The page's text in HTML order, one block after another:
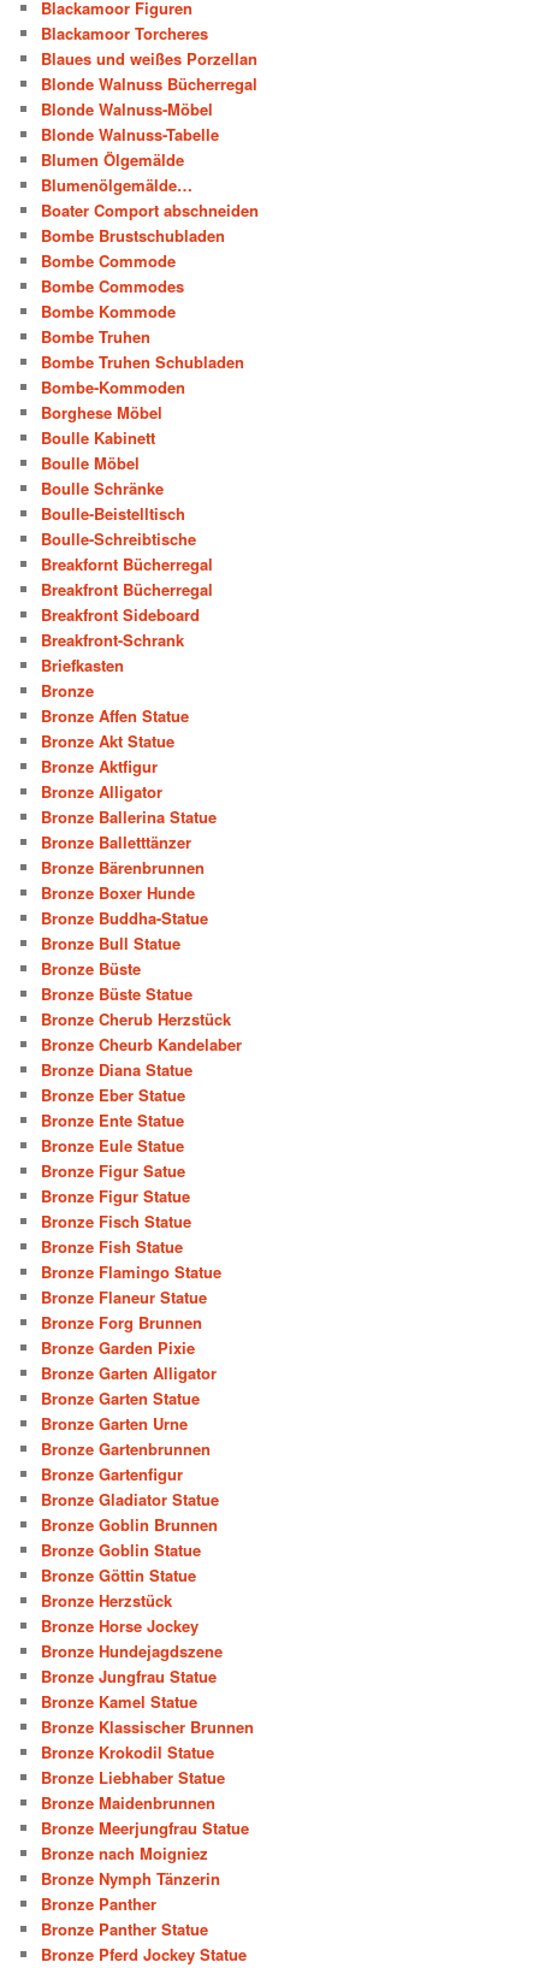
Blackamoor Figuren
Blackamoor Torcheres
Blaues und weißes Porzellan
Blonde Walnuss Bücherregal
Blonde Walnuss-Möbel
Blonde Walnuss-Tabelle
Blumen Ölgemälde
Blumenölgemälde…
Boater Comport abschneiden
Bombe Brustschubladen
Bombe Commode
Bombe Commodes
Bombe Kommode
Bombe Truhen
Bombe Truhen Schubladen
Bombe-Kommoden
Borghese Möbel
Boulle Kabinett
Boulle Möbel
Boulle Schränke
Boulle-Beistelltisch
Boulle-Schreibtische
Breakfornt Bücherregal
Breakfront Bücherregal
Breakfront Sideboard
Breakfront-Schrank
Briefkasten
Bronze
Bronze Affen Statue
Bronze Akt Statue
Bronze Aktfigur
Bronze Alligator
Bronze Ballerina Statue
Bronze Balletttänzer
Bronze Bärenbrunnen
Bronze Boxer Hunde
Bronze Buddha-Statue
Bronze Bull Statue
Bronze Büste
Bronze Büste Statue
Bronze Cherub Herzstück
Bronze Cheurb Kandelaber
Bronze Diana Statue
Bronze Eber Statue
Bronze Ente Statue
Bronze Eule Statue
Bronze Figur Satue
Bronze Figur Statue
Bronze Fisch Statue
Bronze Fish Statue
Bronze Flamingo Statue
Bronze Flaneur Statue
Bronze Forg Brunnen
Bronze Garden Pixie
Bronze Garten Alligator
Bronze Garten Statue
Bronze Garten Urne
Bronze Gartenbrunnen
Bronze Gartenfigur
Bronze Gladiator Statue
Bronze Goblin Brunnen
Bronze Goblin Statue
Bronze Göttin Statue
Bronze Herzstück
Bronze Horse Jockey
Bronze Hundejagdszene
Bronze Jungfrau Statue
Bronze Kamel Statue
Bronze Klassischer Brunnen
Bronze Krokodil Statue
Bronze Liebhaber Statue
Bronze Maidenbrunnen
Bronze Meerjungfrau Statue
Bronze nach Moigniez
Bronze Nymph Tänzerin
Bronze Panther
Bronze Panther Statue
Bronze Pferd Jockey Statue